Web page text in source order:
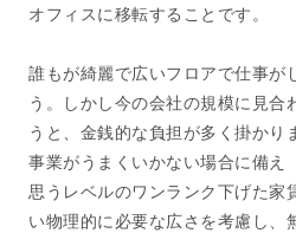
オフィスに移転することです。
誰もが綺麗で広いフロアで仕事が
う。しかし今の会社の規模に見合
うと、金銭的な負担が多く掛かり
事業がうまくいかない場合に備え
思うレベルのワンランク下げた家
い物理的に必要な広さを考慮し、